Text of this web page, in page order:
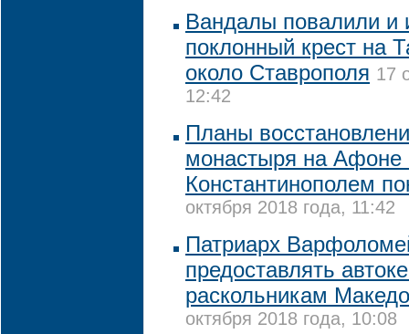
Вандалы повалили и
поклонный крест на
около Ставрополя 17
12:42
Планы
монастыря на Афоне
Константинополем
октября 2018 года, 11:42
Патриарх
предоставлять
раскольникам
октября 2018 года, 10:08